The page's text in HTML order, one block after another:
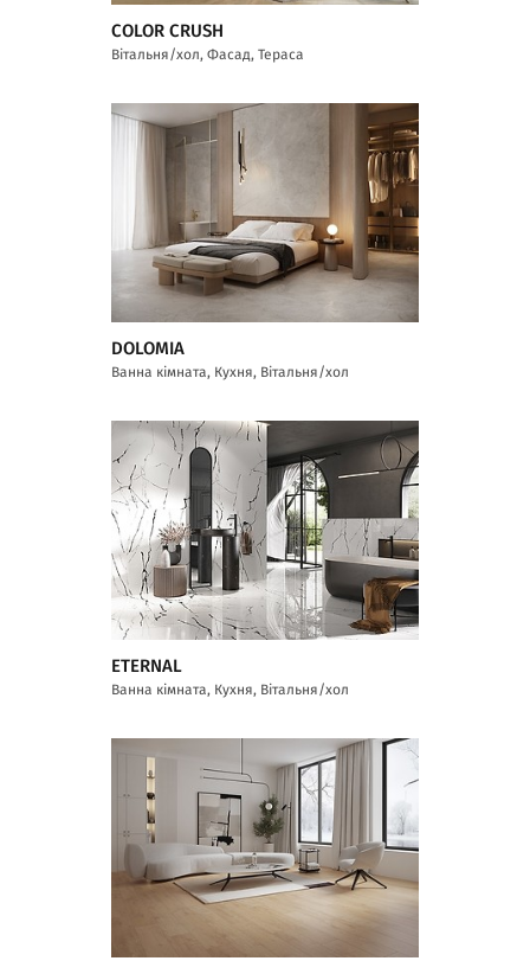
COLOR CRUSH
Вітальня/хол, Фасад, Тераса
DOLOMIA
Ванна кімната, Кухня, Вітальня/хол
ETERNAL
Ванна кімната, Кухня, Вітальня/хол